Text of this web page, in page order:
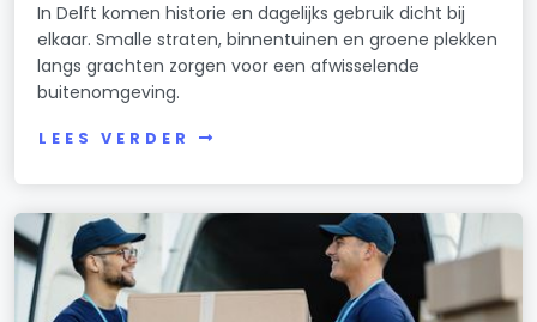
In Delft komen historie en dagelijks gebruik dicht bij
elkaar. Smalle straten, binnentuinen en groene plekken
langs grachten zorgen voor een afwisselende
buitenomgeving.
LEES VERDER